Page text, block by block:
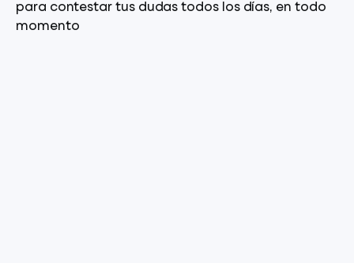
para contestar tus dudas todos los días, en todo
momento